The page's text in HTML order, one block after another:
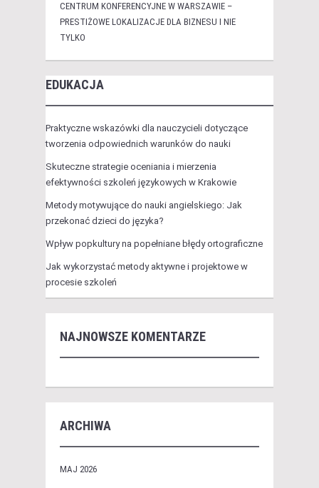
CENTRUM KONFERENCYJNE W WARSZAWIE –
PRESTIŻOWE LOKALIZACJE DLA BIZNESU I NIE
TYLKO
EDUKACJA
Praktyczne wskazówki dla nauczycieli dotyczące
tworzenia odpowiednich warunków do nauki
Skuteczne strategie oceniania i mierzenia
efektywności szkoleń językowych w Krakowie
Metody motywujące do nauki angielskiego: Jak
przekonać dzieci do języka?
Wpływ popkultury na popełniane błędy ortograficzne
Jak wykorzystać metody aktywne i projektowe w
procesie szkoleń
NAJNOWSZE KOMENTARZE
ARCHIWA
MAJ 2026